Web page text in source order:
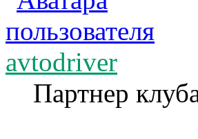
avtodriver
Партнер